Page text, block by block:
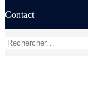
Contact
Rechercher :